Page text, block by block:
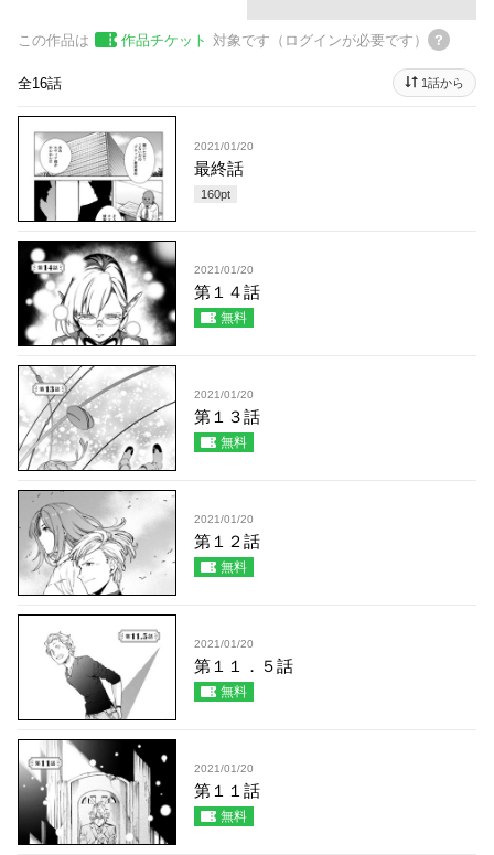
この作品は 作品チケット 対象です（ログインが必要です）
全16話 1話から
2021/01/20
最終話
160pt
2021/01/20
第１４話
無料
2021/01/20
第１３話
無料
2021/01/20
第１２話
無料
2021/01/20
第１１．５話
無料
2021/01/20
第１１話
無料